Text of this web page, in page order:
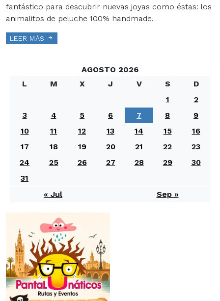
fantástico para descubrir nuevas joyas como éstas: los
animalitos de peluche 100% handmade.
LEER MÁS
AGOSTO 2026
L
M X J V S
D
1
2
3
4 5 6 7 8
9
10
11 12 13 14 15
16
17
18 19 20 21 22
23
24
25 26 27 28 29
30
31
« Jul
Sep »